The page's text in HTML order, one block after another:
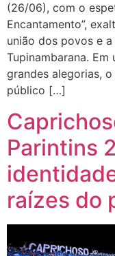
(26/06), com o
Encantamento”,
união dos povos e
Tupinambarana.
grandes alegorias,
público […]
Parintins
raízes do